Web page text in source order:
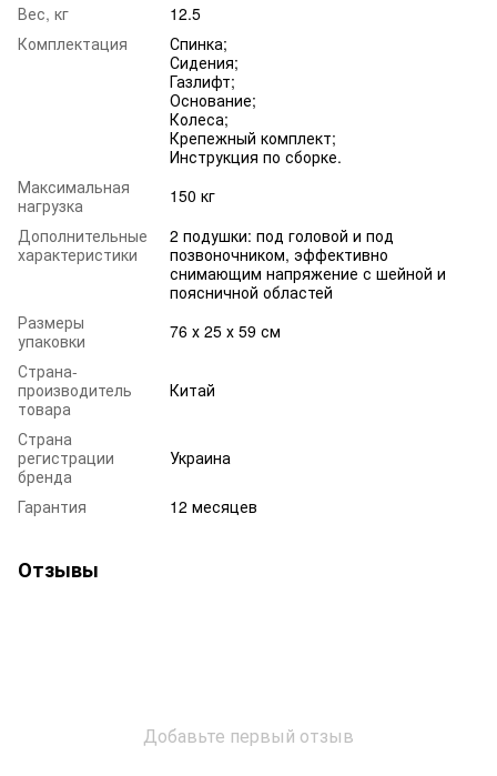
Вес, кг
12.5
Комплектация
Спинка;
Сидения;
Газлифт;
Основание;
Колеса;
Крепежный комплект;
Инструкция по сборке.
Максимальная
нагрузка
150 кг
Дополнительные
характеристики
2 подушки: под головой и под
позвоночником, эффективно
снимающим напряжение с шейной и
поясничной областей
Размеры
упаковки
76 х 25 х 59 см
Страна-
производитель
товара
Китай
Страна
регистрации
бренда
Украина
Гарантия 12 месяцев
Отзывы
Добавьте первый отзыв